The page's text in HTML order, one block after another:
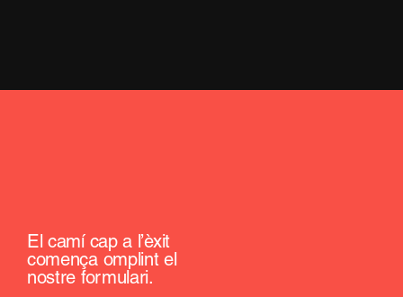
El camí cap a l’èxit
comença omplint el
nostre formulari.